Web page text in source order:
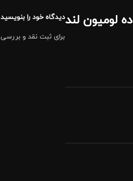
لومیون لنددیدگاه خود را بنویسید
برای ثبت نقد و بررسی